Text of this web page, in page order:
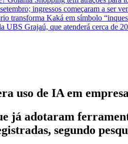
ingressos começaram a ser
transforma Kaká em símbolo
UBS Grajaú, que atenderá cerca de
uso de IA em
já adotaram
segundo